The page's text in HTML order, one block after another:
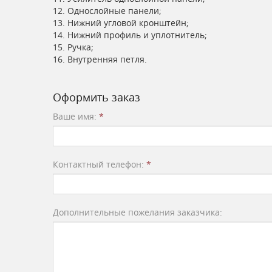
12. Однослойные панели;
13. Нижний угловой кронштейн;
14. Нижний профиль и уплотнитель;
15. Ручка;
16. Внутренняя петля.
Оформить заказ
Ваше имя: *
Контактный телефон: *
Дополнительные пожелания заказчика: